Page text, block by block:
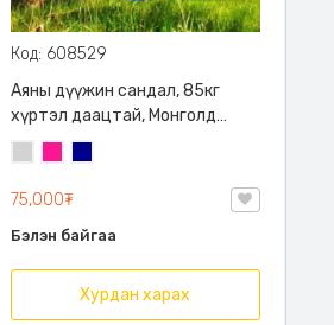
Код: 608529
Аяны дүүжин сандал, 85кг
хүртэл даацтай, Монголд
үйлдвэрлэв
75,000₮
Бэлэн байгаа
Хурдан харах